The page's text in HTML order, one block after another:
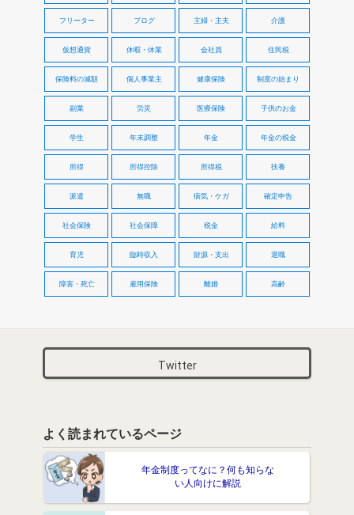
フリーター ブログ 主婦・主夫 介護
仮想通貨 休暇・休業 会社員 住民税
保険料の減額 個人事業主 健康保険 制度の始まり
副業 労災 医療保険 子供のお金
学生 年末調整 年金 年金の税金
所得 所得控除 所得税 扶養
派遣 無職 病気・ケガ 確定申告
社会保険 社会保障 税金 給料
育児 臨時収入 財源・支出 退職
障害・死亡 雇用保険 離婚 高齢
Twitter
よく読まれているページ
年金制度ってなに？何も知らな
い人向けに解説